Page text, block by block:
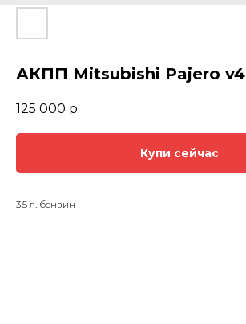
АКПП Мitsubishi Рajero
125 000 р.
Купи сейчас
3,5 л. бензин